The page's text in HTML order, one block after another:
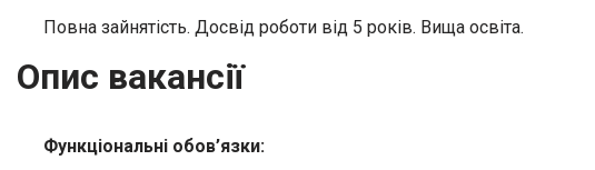
Повна зайнятість. Досвід роботи від 5 років. Вища освіта.
Опис вакансії
Функціональні обов’язки: